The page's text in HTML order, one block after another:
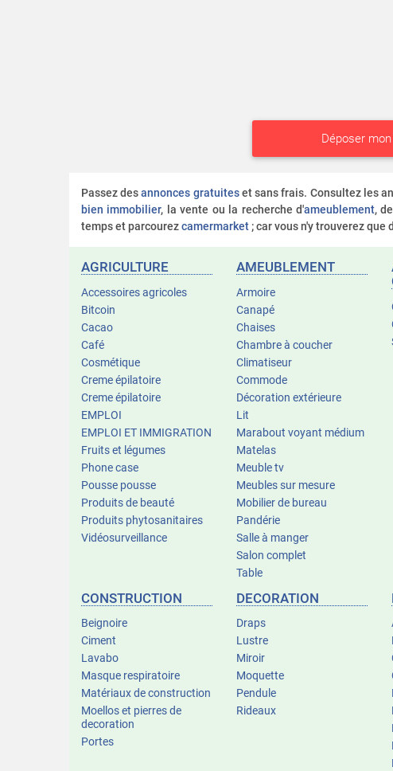
Déposer
Passez desannonces gratuiteset sans frais. Consultez les
bien immobilier, la vente ou la recherche d'ameublement, de
temps et parcourezcamermarket ; car vous n'y trouverez que
AGRICULTURE
Accessoires agricoles
Bitcoin
Cacao
Café
Cosmétique
Creme épilatoire
Creme épilatoire
EMPLOI
EMPLOI ET IMMIGRATION
Fruits et légumes
Phone case
Pousse pousse
Produits de beauté
Produits phytosanitaires
Vidéosurveillance
AMEUBLEMENT
Armoire
Canapé
Chaises
Chambre à coucher
Climatiseur
Commode
Décoration extérieure
Lit
Marabout voyant médium
Matelas
Meuble tv
Meubles sur mesure
Mobilier de bureau
Pandérie
Salle à manger
Salon complet
Table
CONSTRUCTION
Beignoire
Ciment
Lavabo
Masque respiratoire
Matériaux de construction
Moellos et pierres de
decoration
Portes
DECORATION
Draps
Lustre
Miroir
Moquette
Pendule
Rideaux